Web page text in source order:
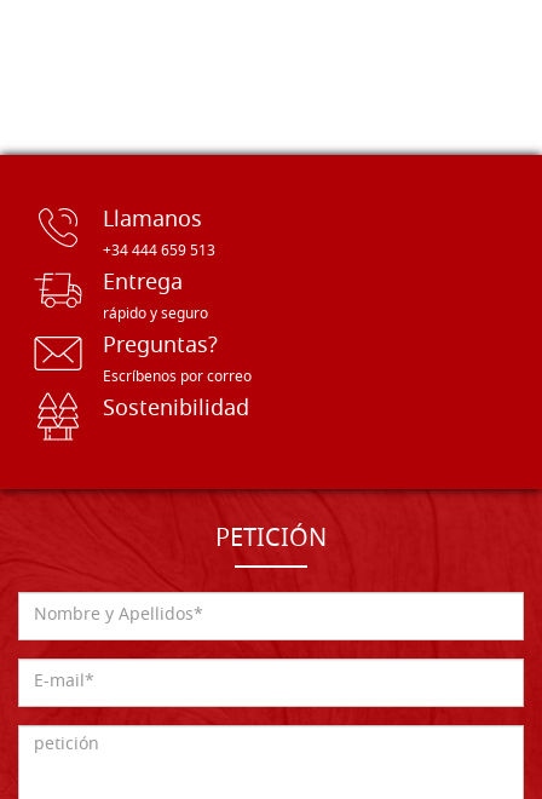
Llamanos
+34 444 659 513
Entrega
rápido y seguro
Preguntas?
Escríbenos por correo
Sostenibilidad
PETICIÓN